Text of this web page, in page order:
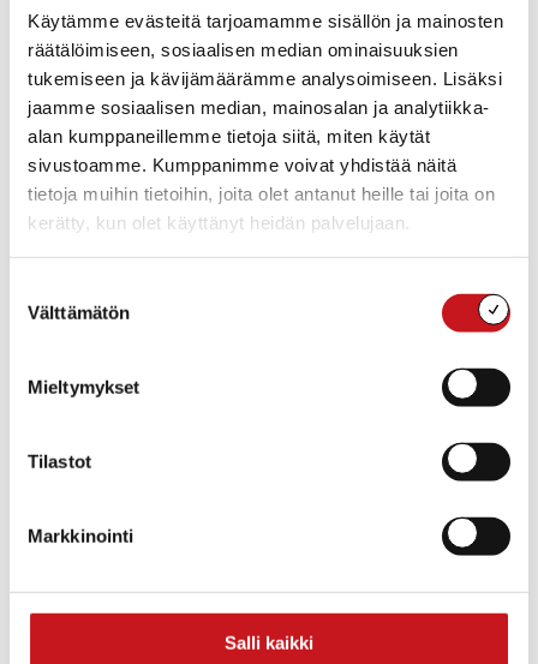
Käytämme evästeitä tarjoamamme sisällön ja mainosten
räätälöimiseen, sosiaalisen median ominaisuuksien
tukemiseen ja kävijämäärämme analysoimiseen. Lisäksi
jaamme sosiaalisen median, mainosalan ja analytiikka-
alan kumppaneillemme tietoja siitä, miten käytät
sivustoamme. Kumppanimme voivat yhdistää näitä
tietoja muihin tietoihin, joita olet antanut heille tai joita on
kerätty, kun olet käyttänyt heidän palvelujaan.
valinta
Välttämätön
Mieltymykset
Tilastot
Markkinointi
Salli kaikki
Hän on tullut tunnetuksi myös
sanavalmiina ja hyvän huumorin omaavana
juontajana, joten hän kertoilee konsertissa
valituista kappaleista.
Supermusikaalinen Anna-Claudia Somero on
muusikkoperheen kasvatti ja elänyt koko
elämänsä musiikin, esiintymislavojen ja kiertue-
elämän parissa. Hän aloitti
musiikinopiskelun ja esiintymisen jo lapsena ja on
useiden maan ykköslaulajien kanssa. Anna-Claudia sai
pääaineenaan huilu, mutta laulaminen on aina ollut
elämän haasteet ja vaikeat kokemukset ovat tuoneet
hänen lauluunsa syvyyttä ja hänen
sekä live-tulkintansa keräävät
jatkuvasti kiitosta konserteissa ympäri Suomen. Anna-
Claudian ensimäinen oma albumi
”Muistojen Bulevardi” julkaistiin toukokuussa ja se on
kuunneltavissa kaikilla digialustoilla.